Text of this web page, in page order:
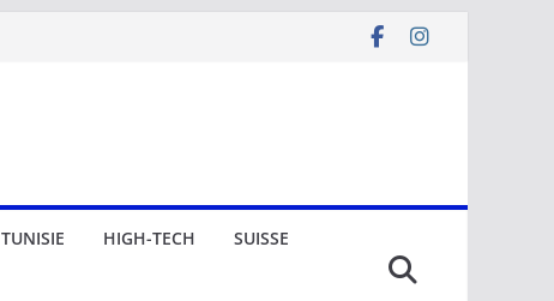
TUNISIE HIGH-TECH SUISSE